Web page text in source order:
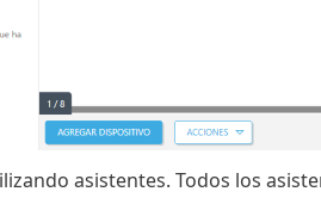
asistentes. Todos los